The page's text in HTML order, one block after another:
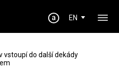
EN
vstoupí do další dekády